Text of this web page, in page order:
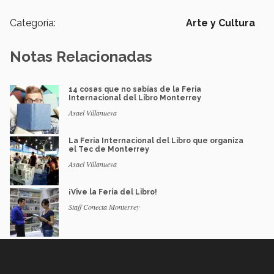
Categoría: Arte y Cultura
Notas Relacionadas
14 cosas que no sabías de la Feria
Internacional del Libro Monterrey
Asael Villanueva
La Feria Internacional del Libro que organiza
el Tec de Monterrey
Asael Villanueva
¡Vive la Feria del Libro!
Staff Conecta Monterrey